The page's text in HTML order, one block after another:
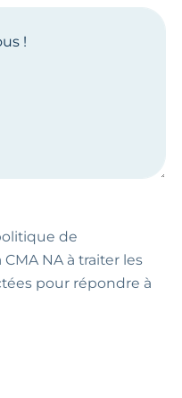
de
NA à traiter les
pour répondre à